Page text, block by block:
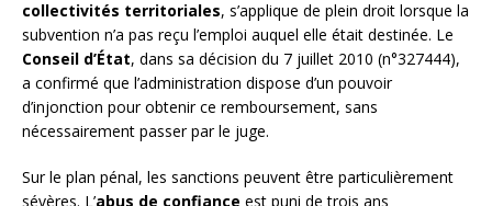
collectivités territoriales, s’applique de plein droit lorsque la
subvention n’a pas reçu l’emploi auquel elle était destinée. Le
Conseil d’État, dans sa décision du 7 juillet 2010 (n°327444),
a confirmé que l’administration dispose d’un pouvoir
d’injonction pour obtenir ce remboursement, sans
nécessairement passer par le juge.
Sur le plan pénal, les sanctions peuvent être particulièrement
sévères. L’abus de confiance est puni de trois ans